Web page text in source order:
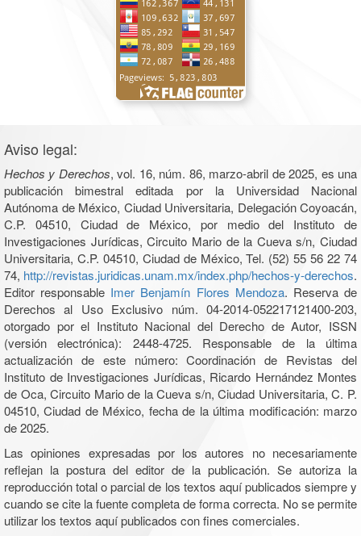
Aviso legal:
Hechos y Derechos, vol. 16, núm. 86, marzo-abril de 2025, es una
publicación bimestral editada por la Universidad Nacional
Autónoma de México, Ciudad Universitaria, Delegación Coyoacán,
C.P. 04510, Ciudad de México, por medio del Instituto de
Investigaciones Jurídicas, Circuito Mario de la Cueva s/n, Ciudad
Universitaria, C.P. 04510, Ciudad de México, Tel. (52) 55 56 22 74
74, http://revistas.juridicas.unam.mx/index.php/hechos-y-derechos.
Editor responsable Imer Benjamín Flores Mendoza. Reserva de
Derechos al Uso Exclusivo núm. 04-2014-052217121400-203,
otorgado por el Instituto Nacional del Derecho de Autor, ISSN
(versión electrónica): 2448-4725. Responsable de la última
actualización de este número: Coordinación de Revistas del
Instituto de Investigaciones Jurídicas, Ricardo Hernández Montes
de Oca, Circuito Mario de la Cueva s/n, Ciudad Universitaria, C. P.
04510, Ciudad de México, fecha de la última modificación: marzo
de 2025.
Las opiniones expresadas por los autores no necesariamente
reflejan la postura del editor de la publicación. Se autoriza la
reproducción total o parcial de los textos aquí publicados siempre y
cuando se cite la fuente completa de forma correcta. No se permite
utilizar los textos aquí publicados con fines comerciales.